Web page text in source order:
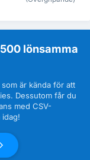
lönsamma
är kända för att
Dessutom får du
med CSV-
idag!